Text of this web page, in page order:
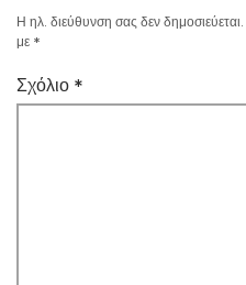
Η ηλ. διεύθυνση σας δεν δημοσιεύεται.
με *
Σχόλιο *